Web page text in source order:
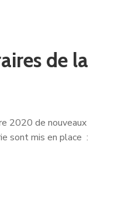
de la
2020 de nouveaux
sont mis en place :